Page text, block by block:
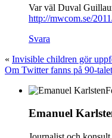
Var väl Duval
http://mwcom.se/
Svara
« Invisible children gör
Om Twitter fanns på 90-
Emanuel